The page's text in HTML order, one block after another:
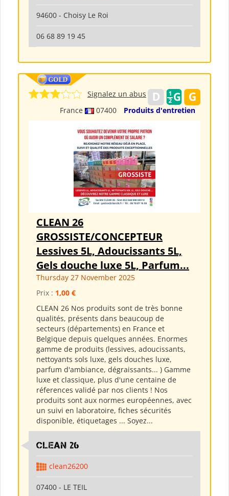
94600 - Choisy Le Roi
06 68 89 19 45
France 07400 Produits d'entretien
Signalez un abus
CLEAN 26
GROSSISTE/CONCEPTEUR
Lessives 5L, Adoucissants 5L,
Gels douche luxe 5L, Parfum...
Thursday 27 November 2025
Prix : 1,00 €
CLEAN 26 Nos produits sont de très bonne
qualités, présents dans beaucoup de
secteurs (départements) en France et
Belgique depuis quelques années. Enormes
gamme de produits (lessives, adoucissants,
nettoyants sols luxe, gels douches luxe,
parfum d'ambiance, dégraissants... ) Gamme
luxe et classique, plus d'une centaine de
réferences validé par nos clients ! Nos
produits sont aux normes européennes, avec
un suivi en laboratoire, fiches sécurités
disponible, étiquetages ... Soyez...
clean 26
clean26200
07400 - LE TEIL